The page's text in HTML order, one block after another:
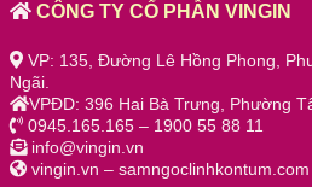
CÔNG TY CỔ PHẦN VINGIN
VP: 135, Đường Lê Hồng Phong,
Ngãi.
VPĐD: 396 Hai Bà Trưng, Phường
0945.165.165 – 1900 55 88 11
info@vingin.vn
vingin.vn – samngoclinhkontum.com